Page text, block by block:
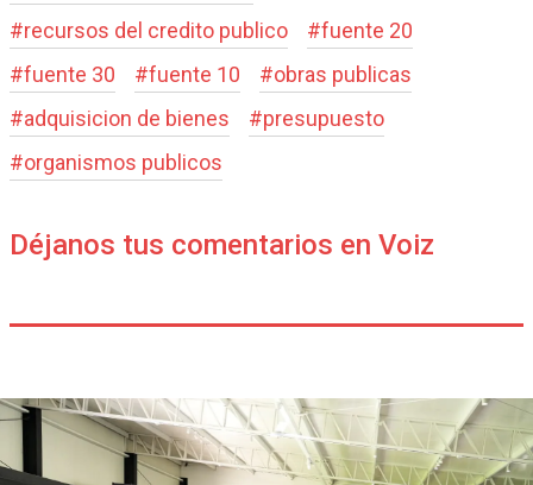
#recursos del credito publico #fuente 20
#fuente 30 #fuente 10 #obras publicas
#adquisicion de bienes #presupuesto
#organismos publicos
Déjanos tus comentarios en Voiz